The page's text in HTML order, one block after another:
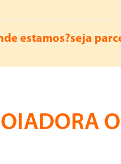
estamos?seja